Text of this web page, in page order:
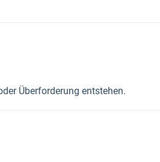
Überforderung entstehen.